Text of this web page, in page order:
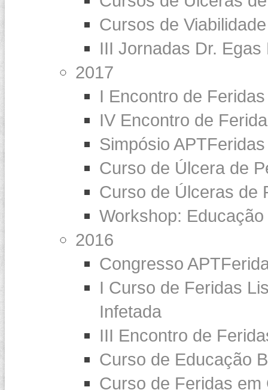
Cursos de
III Jornadas Dr. Egas
2017
I Encontro de
IV Encontro de
Simpósio
Curso de Úlcera de
Curso de Úlceras de
Workshop:
2016
Congresso
I Curso de Feridas
Infetada
III Encontro de
Curso de Educação
Curso de Feridas em